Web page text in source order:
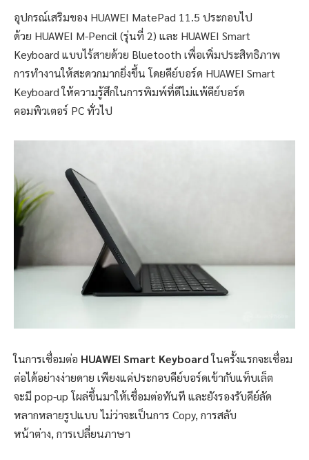
อุปกรณ์เสริมของ HUAWEI MatePad 11.5 ประกอบไป
ด้วย HUAWEI M-Pencil (รุ่นที่ 2) และ HUAWEI Smart
Keyboard แบบไร้สายด้วย Bluetooth เพื่อเพิ่มประสิทธิภาพ
การทำงานให้สะดวกมากยิ่งขึ้น โดยคีย์บอร์ด HUAWEI Smart
Keyboard ให้ความรู้สึกในการพิมพ์ที่ดีไม่แพ้คีย์บอร์ด
คอมพิวเตอร์ PC ทั่วไป
ในการเชื่อมต่อ HUAWEI Smart Keyboardในครั้งแรกจะเชื่อม
ต่อได้อย่างง่ายดาย เพียงแค่ประกอบคีย์บอร์ดเข้ากับแท็บเล็ต
จะมี pop-up โผล่ขึ้นมาให้เชื่อมต่อทันที และยังรองรับคีย์ลัด
หลากหลายรูปแบบ ไม่ว่าจะเป็นการ Copy, การสลับ
หน้าต่าง, การเปลี่ยนภาษา